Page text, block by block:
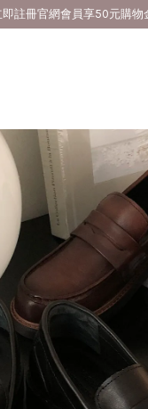
全館滿3000元超商免運 🚚
繼續購物